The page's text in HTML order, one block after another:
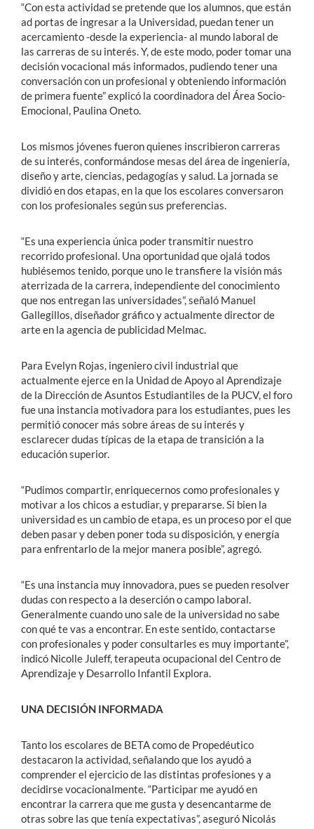
“Con esta actividad se pretende que los alumnos, que están
ad portas de ingresar a la Universidad, puedan tener un
acercamiento -desde la experiencia- al mundo laboral de
las carreras de su interés. Y, de este modo, poder tomar una
decisión vocacional más informados, pudiendo tener una
conversación con un profesional y obteniendo información
de primera fuente” explicó la coordinadora del Área Socio-
Emocional, Paulina Oneto.
Los mismos jóvenes fueron quienes inscribieron carreras
de su interés, conformándose mesas del área de ingeniería,
diseño y arte, ciencias, pedagogías y salud. La jornada se
dividió en dos etapas, en la que los escolares conversaron
con los profesionales según sus preferencias.
“Es una experiencia única poder transmitir nuestro
recorrido profesional. Una oportunidad que ojalá todos
hubiésemos tenido, porque uno le transfiere la visión más
aterrizada de la carrera, independiente del conocimiento
que nos entregan las universidades”, señaló Manuel
Gallegillos, diseñador gráfico y actualmente director de
arte en la agencia de publicidad Melmac.
Para Evelyn Rojas, ingeniero civil industrial que
actualmente ejerce en la Unidad de Apoyo al Aprendizaje
de la Dirección de Asuntos Estudiantiles de la PUCV, el foro
fue una instancia motivadora para los estudiantes, pues les
permitió conocer más sobre áreas de su interés y
esclarecer dudas típicas de la etapa de transición a la
educación superior.
“Pudimos compartir, enriquecernos como profesionales y
motivar a los chicos a estudiar, y prepararse. Si bien la
universidad es un cambio de etapa, es un proceso por el que
deben pasar y deben poner toda su disposición, y energía
para enfrentarlo de la mejor manera posible”, agregó.
“Es una instancia muy innovadora, pues se pueden resolver
dudas con respecto a la deserción o campo laboral.
Generalmente cuando uno sale de la universidad no sabe
con qué te vas a encontrar. En este sentido, contactarse
con profesionales y poder consultarles es muy importante”,
indicó Nicolle Juleff, terapeuta ocupacional del Centro de
Aprendizaje y Desarrollo Infantil Explora.
UNA DECISIÓN INFORMADA
Tanto los escolares de BETA como de Propedéutico
destacaron la actividad, señalando que los ayudó a
comprender el ejercicio de las distintas profesiones y a
decidirse vocacionalmente. “Participar me ayudó en
encontrar la carrera que me gusta y desencantarme de
otras sobre las que tenía expectativas”, aseguró Nicolás